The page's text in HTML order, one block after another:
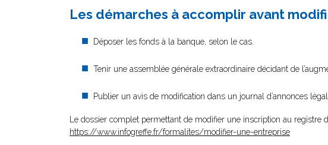
Les démarches à accomplir avant
Déposer les fonds à la banque, selon le cas.
Tenir une assemblée générale extraordinaire décidant de
Publier un avis de modification dans un journal d’annonces
Le dossier complet permettant de modifier une inscription au
https://www.infogreffe.fr/formalites/modifier-une-entreprise